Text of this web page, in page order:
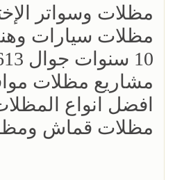
مظلات وسواتر
مشاريع مظلات
افضل انواع
مظلات قماش